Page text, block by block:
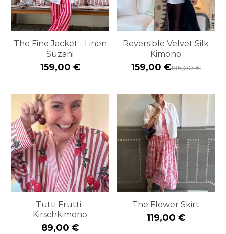
The Fine Jacket - Linen
Suzani
159,00 €
Reversible Velvet Silk
Kimono
159,00 €195,00 €
Tutti Frutti-
Kirschkimono
89,00 €
The Flower Skirt
119,00 €